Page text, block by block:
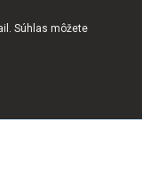
Súhlas môžete